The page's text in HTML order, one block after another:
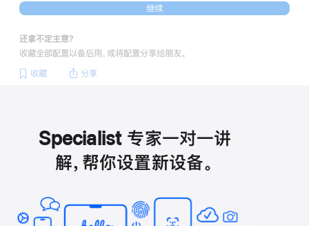
继续
还拿不定主意？
收藏全部配置以备后用，或将配置分享给朋友。
收藏 分享
Specialist 专家一对一讲
解，帮你设置新设备。